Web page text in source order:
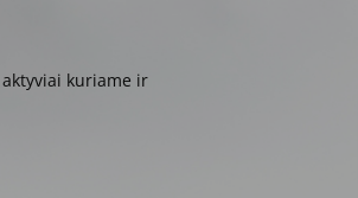
kuriame ir